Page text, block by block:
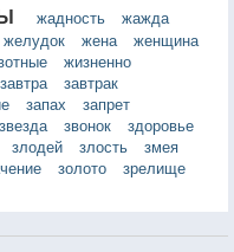
жадность
жажда
желудок жена
женщина
жизненно
завтра
завтрак
запах
запрет
звезда звонок
здоровье
злодей злость
змея
золото
зрелище